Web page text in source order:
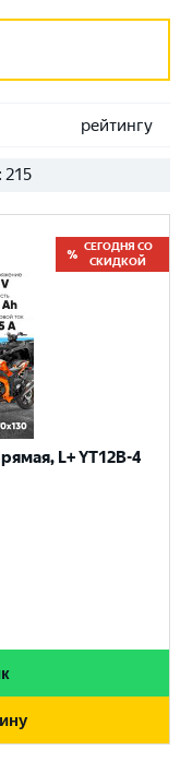
рейтингу
215
СЕГОДНЯ СО
СКИДКОЙ
L+ YT12B-4